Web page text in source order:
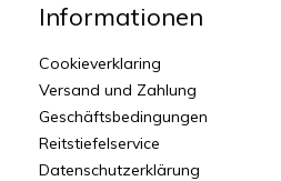
Informationen
Cookieverklaring
Versand und Zahlung
Geschäftsbedingungen
Reitstiefelservice
Datenschutzerklärung